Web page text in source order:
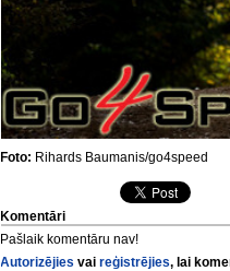
Foto: Rihards Baumanis/go4speed
Komentāri
Pašlaik komentāru nav!
Autorizējies vaireģistrējies, lai